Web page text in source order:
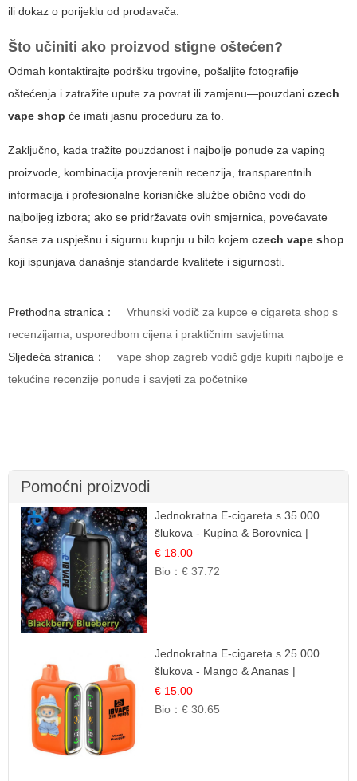
ili dokaz o porijeklu od prodavača.
Što učiniti ako proizvod stigne oštećen?
Odmah kontaktirajte podršku trgovine, pošaljite fotografije
oštećenja i zatražite upute za povrat ili zamjenu—pouzdani czech
vape shop će imati jasnu proceduru za to.
Zaključno, kada tražite pouzdanost i najbolje ponude za vaping
proizvode, kombinacija provjerenih recenzija, transparentnih
informacija i profesionalne korisničke službe obično vodi do
najboljeg izbora; ako se pridržavate ovih smjernica, povećavate
šanse za uspješnu i sigurnu kupnju u bilo kojem czech vape shop
koji ispunjava današnje standarde kvalitete i sigurnosti.
Prethodna stranica：
Vrhunski vodič za kupce e cigareta shop s
recenzijama, usporedbom cijena i praktičnim savjetima
Sljedeća stranica：
vape shop zagreb vodič gdje kupiti najbolje e
tekućine recenzije ponude i savjeti za početnike
Pomoćni proizvodi
Jednokratna E-cigareta s 35.000
šlukova - Kupina & Borovnica |
Intenzivna Mješavina Šumskog
Voća
€ 18.00
Bio：€ 37.72
Jednokratna E-cigareta s 25.000
šlukova - Mango & Ananas |
Egzotična Voćna Mješavina
€ 15.00
Bio：€ 30.65